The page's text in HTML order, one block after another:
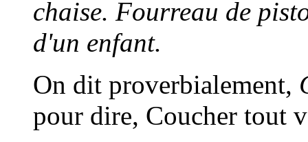
chaise. Fourreau de
d'un enfant.
On dit proverbialement,
pour dire, Coucher tout